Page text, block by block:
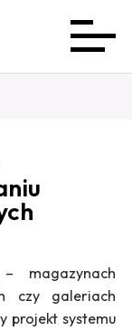
magazynach
czy galeriach
projekt systemu